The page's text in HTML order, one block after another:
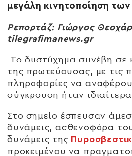
μεγάλη κινητοποίηση
Ρεπορτάζ: Γιώργος
tilegrafimanews.gr
Το δυστύχημα συνέβη σε
της πρωτεύουσας, με τις
πληροφορίες να
σύγκρουση ήταν
Στο σημείο έσπευσαν
δυνάμεις, ασθενοφόρα
δυνάμεις της
προκειμένου να